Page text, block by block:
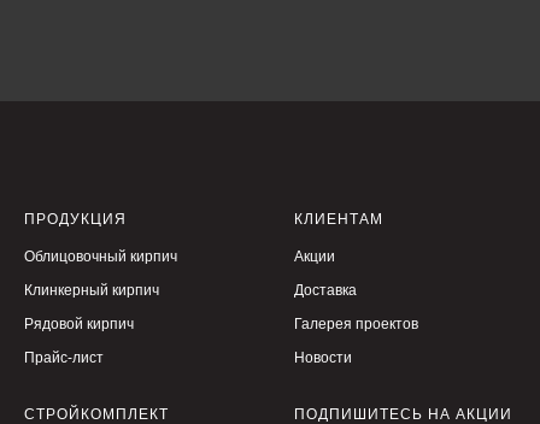
ПРОДУКЦИЯ
Облицовочный кирпич
Клинкерный кирпич
Рядовой кирпич
Прайс-лист
КЛИЕНТАМ
Акции
Доставка
Галерея проектов
Новости
СТРОЙКОМПЛЕКТ ПОДПИШИТЕСЬ НА АКЦИИ